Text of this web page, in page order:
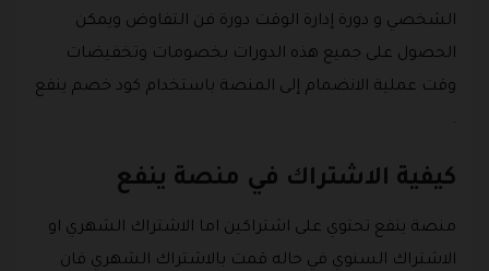
الشخصي و دورة إدارة الوقت دورة فن التفاوض ويمكن
الحصول على جميع هذه الدورات بخصومات وتخفيضات
وقت عملية الانضمام إلى المنصة باستخدام كود خصم ينفع
.
كيفية الاشتراك في منصة ينفع
منصة ينفع تحتوي على اشتراكين اما الاشتراك الشهري او
الاشتراك السنوي في حاله قمت بالاشتراك الشهري فان